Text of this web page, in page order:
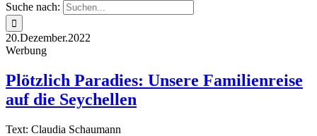
Suche nach:
20.Dezember.2022
Werbung
Plötzlich Paradies: Unsere Familienreise
auf die Seychellen
Text: Claudia Schaumann